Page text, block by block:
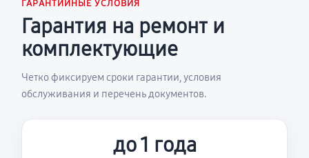
ГАРАНТИЙНЫЕ УСЛОВИЯ
Гарантия на ремонт и
комплектующие
Четко фиксируем сроки гарантии, условия
обслуживания и перечень документов.
до 1 года